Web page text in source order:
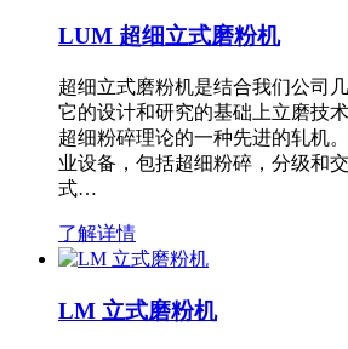
LUM 超细立式磨粉机
超细立式磨粉机是结合我们公司
它的设计和研究的基础上立磨技
超细粉碎理论的一种先进的轧机
业设备，包括超细粉碎，分级和
式…
了解详情
LM 立式磨粉机